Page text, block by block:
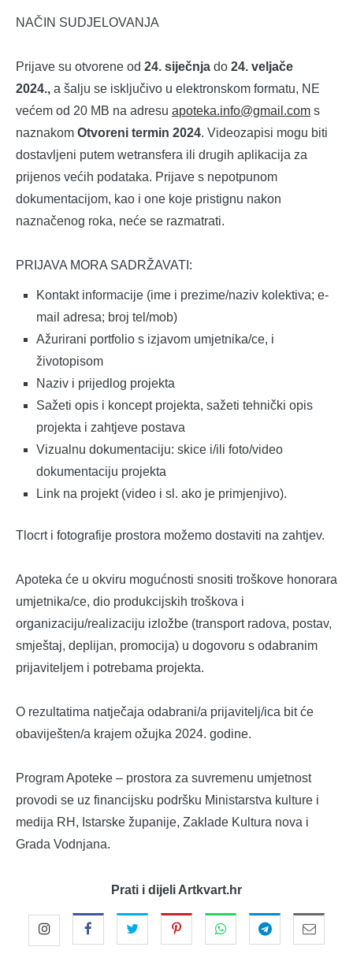
NAČIN SUDJELOVANJA
Prijave su otvorene od 24. siječnja do 24. veljače
2024., a šalju se isključivo u elektronskom formatu, NE
većem od 20 MB na adresu apoteka.info@gmail.com s
naznakom Otvoreni termin 2024. Videozapisi mogu biti
dostavljeni putem wetransfera ili drugih aplikacija za
prijenos većih podataka. Prijave s nepotpunom
dokumentacijom, kao i one koje pristignu nakon
naznačenog roka, neće se razmatrati.
PRIJAVA MORA SADRŽAVATI:
Kontakt informacije (ime i prezime/naziv kolektiva; e-
mail adresa; broj tel/mob)
Ažurirani portfolio s izjavom umjetnika/ce, i
životopisom
Naziv i prijedlog projekta
Sažeti opis i koncept projekta, sažeti tehnički opis
projekta i zahtjeve postava
Vizualnu dokumentaciju: skice i/ili foto/video
dokumentaciju projekta
Link na projekt (video i sl. ako je primjenjivo).
Tlocrt i fotografije prostora možemo dostaviti na zahtjev.
Apoteka će u okviru mogućnosti snositi troškove honorara
umjetnika/ce, dio produkcijskih troškova i
organizaciju/realizaciju izložbe (transport radova, postav,
smještaj, deplijan, promocija) u dogovoru s odabranim
prijaviteljem i potrebama projekta.
O rezultatima natječaja odabrani/a prijavitelj/ica bit će
obaviješten/a krajem ožujka 2024. godine.
Program Apoteke – prostora za suvremenu umjetnost
provodi se uz financijsku podršku Ministarstva kulture i
medija RH, Istarske županije, Zaklade Kultura nova i
Grada Vodnjana.
Prati i dijeli Artkvart.hr